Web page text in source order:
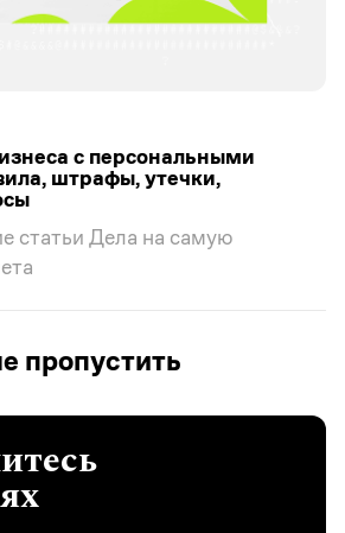
с персональными
штрафы, утечки,
статьи Дела на самую
пропустить